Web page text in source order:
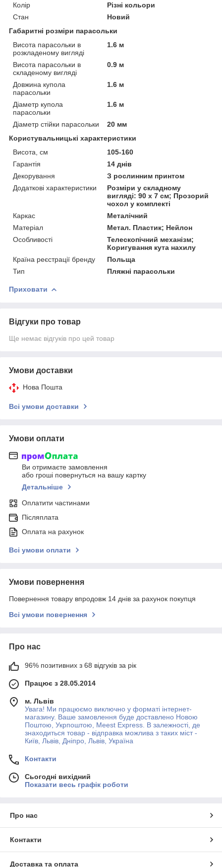
Колір
Різні кольори
Стан
Новий
Габаритні розміри парасольки
Висота парасольки в
розкладеному вигляді
1.6 м
Висота парасольки в
складеному вигляді
0.9 м
Довжина купола
парасольки
1.6 м
Діаметр купола
парасольки
1.6 м
Діаметр стійки парасольки
20 мм
Користувальницькі характеристики
Висота, см
105-160
Гарантія
14 днів
Декорування
З рослинним принтом
Додаткові характеристики
Розміри у складному
вигляді: 90 x 7 см; Прозорий
чохол у комплекті
Каркас
Металічний
Матеріал
Метал. Пластик; Нейлон
Особливості
Телескопічний механізм;
Коригування кута нахилу
Країна реєстрації бренду
Польща
Тип
Пляжні парасольки
Приховати
Відгуки про товар
Ще немає відгуків про цей товар
Умови доставки
Нова Пошта
Всі умови доставки
Умови оплати
Ви отримаєте замовлення
або гроші повернуться на вашу картку
Детальніше
Оплатити частинами
Післяплата
Оплата на рахунок
Всі умови оплати
Умови повернення
Повернення товару впродовж 14 днів за рахунок покупця
Всі умови повернення
Про нас
96% позитивних з 68 відгуків за рік
Працює з 28.05.2014
м. Львів
Увага! Ми працюємо виключно у форматі інтернет-
магазину. Ваше замовлення буде доставлено Новою
Поштою, Укрпоштою, Meest Express. В залежності, де
знаходиться товар - відправка можлива з таких міст -
Київ, Львів, Дніпро, Львів, Україна
Контакти
Сьогодні вихідний
Показати весь графік роботи
Про нас
Контакти
Доставка та оплата